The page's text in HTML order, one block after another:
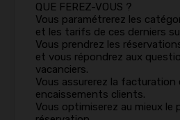
QUE FEREZ-VOUS ?
Vous paramétrerez les
et les tarifs de ces derniers
Vous prendrez les
et vous répondrez aux
vacanciers.
Vous assurerez la facturation
encaissements clients.
Vous optimiserez au mieux le